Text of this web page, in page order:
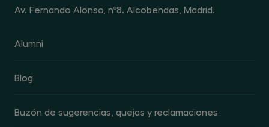
Av. Fernando Alonso, nº8. Alcobendas, Madrid.
Alumni
Blog
Buzón de sugerencias, quejas y reclamaciones